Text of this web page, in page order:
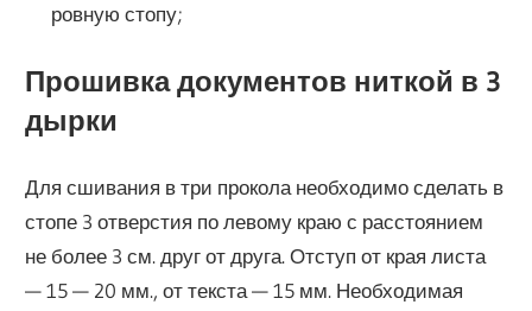
ровную стопу;
Прошивка документов ниткой в 3
дырки
Для сшивания в три прокола необходимо сделать в
стопе 3 отверстия по левому краю с расстоянием
не более 3 см. друг от друга. Отступ от края листа
— 15 — 20 мм., от текста — 15 мм. Необходимая